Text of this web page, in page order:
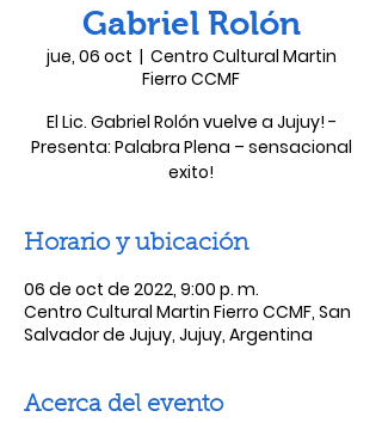
Gabriel Rolón
jue, 06 oct
  |
Centro Cultural Martin
Fierro CCMF
El Lic. Gabriel Rolón vuelve a Jujuy! -
Presenta: Palabra Plena – sensacional
exito!
Horario y ubicación
06 de oct de 2022, 9:00 p. m.
Centro Cultural Martin Fierro CCMF, San
Salvador de Jujuy, Jujuy, Argentina
Acerca del evento